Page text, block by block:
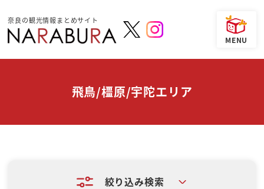
奈良の観光情報まとめサイト
飛鳥/橿原/宇陀エリア
絞り込み検索